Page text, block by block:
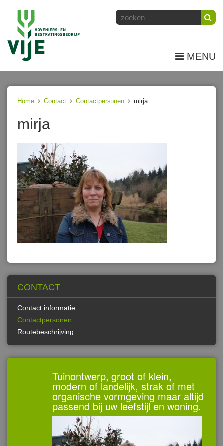
MENU
Home Contact Contactpersonen mirja
mirja
CONTACT
Contact informatie
Contactpersonen
Routebeschrijving
Tuinontwerp, groot of klein,
modern of landelijk, strak of met
organische vormgeving maar altijd
passend bij uw leefstijl en woning.